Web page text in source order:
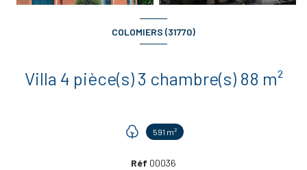
COLOMIERS (31770)
Villa 4 pièce(s) 3 chambre(s) 88 m²
591 m²
Réf 00036